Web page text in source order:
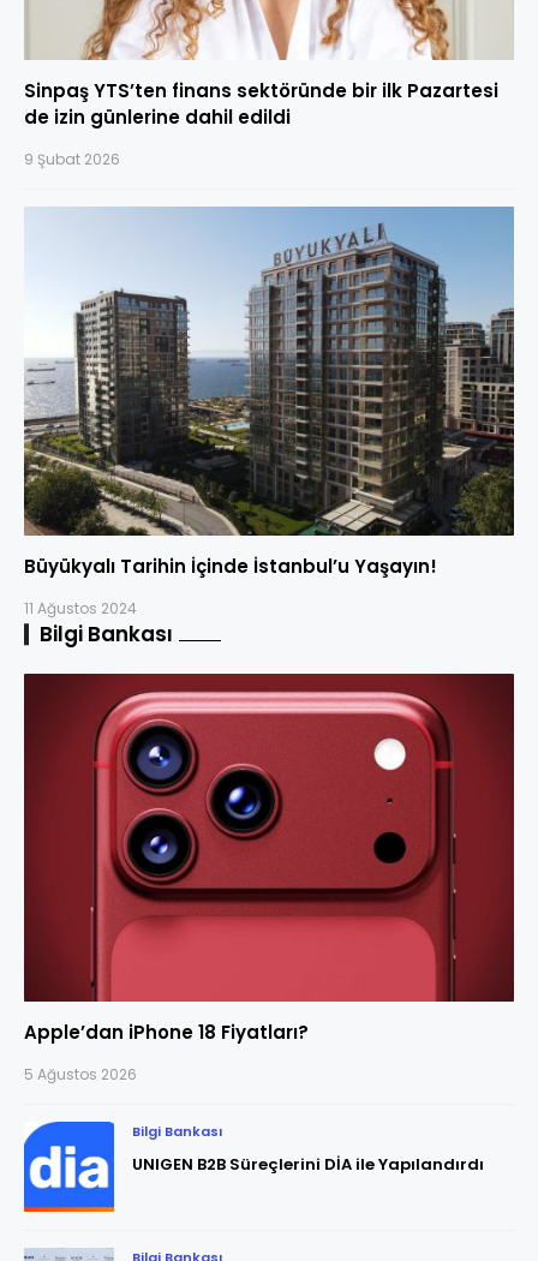
Sinpaş YTS’ten finans sektöründe bir ilk Pazartesi
de izin günlerine dahil edildi
9 Şubat 2026
Büyükyalı Tarihin İçinde İstanbul’u Yaşayın!
11 Ağustos 2024
Bilgi Bankası
Apple’dan iPhone 18 Fiyatları?
5 Ağustos 2026
Bilgi Bankası
UNIGEN B2B Süreçlerini DİA ile Yapılandırdı